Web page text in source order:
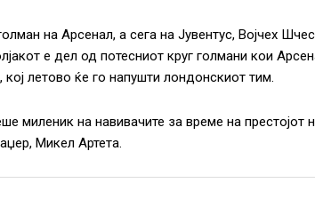
на Арсенал, а сега на Јувентус, Војчех
е дел од потесниот круг голмани кои
кој летово ќе го напушти лондонскиот тим.
миленик на навивачите за време на престојот
Микел Артета.